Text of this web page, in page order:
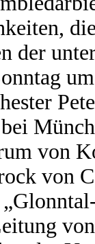
der
von
von